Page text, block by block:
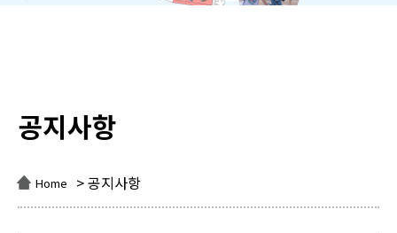
공지사항
Home > 공지사항